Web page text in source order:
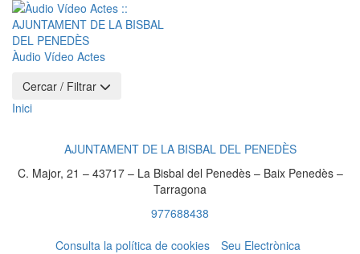
Àudio Vídeo Actes
Cercar / Filtrar
Inici
AJUNTAMENT DE LA BISBAL DEL PENEDÈS
C. Major, 21 – 43717 – La Bisbal del Penedès – Baix Penedès –
Tarragona
977688438
Consulta la política de cookies
Seu Electrònica